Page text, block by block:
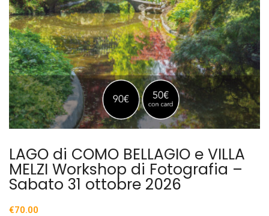
LAGO di COMO BELLAGIO e VILLA
MELZI Workshop di Fotografia –
Sabato 31 ottobre 2026
€70.00